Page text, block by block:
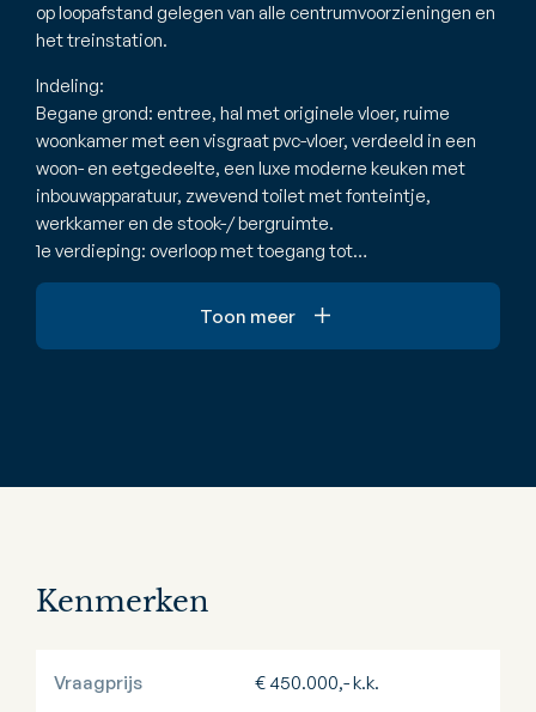
op loopafstand gelegen van alle centrumvoorzieningen en
het treinstation.
Indeling:
Begane grond: entree, hal met originele vloer, ruime
woonkamer met een visgraat pvc-vloer, verdeeld in een
woon- en eetgedeelte, een luxe moderne keuken met
inbouwapparatuur, zwevend toilet met fonteintje,
werkkamer en de stook-/ bergruimte.
1e verdieping: overloop met toegang tot…
Toon meer
Kenmerken
Vraagprijs € 450.000,- k.k.